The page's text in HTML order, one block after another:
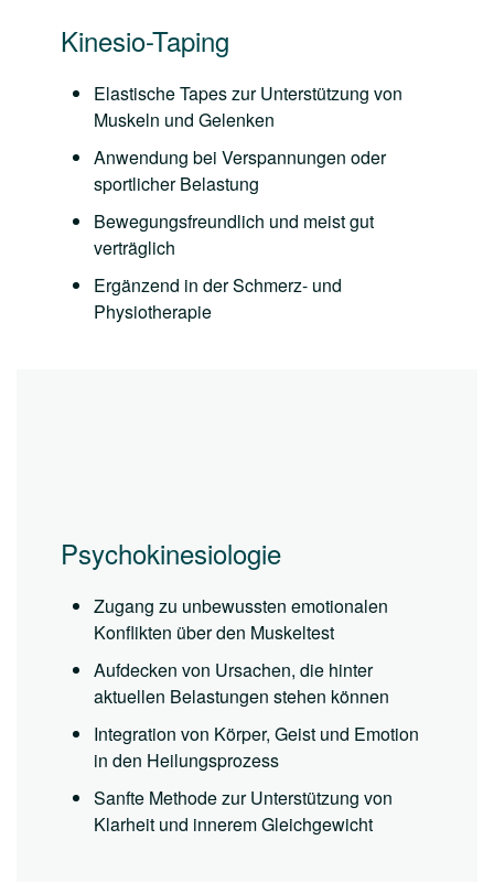
Kinesio-Taping
Elastische Tapes zur Unterstützung von
Muskeln und Gelenken
Anwendung bei Verspannungen oder
sportlicher Belastung
Bewegungsfreundlich und meist gut
verträglich
Ergänzend in der Schmerz- und
Physiotherapie
Psychokinesiologie
Zugang zu unbewussten emotionalen
Konflikten über den Muskeltest
Aufdecken von Ursachen, die hinter
aktuellen Belastungen stehen können
Integration von Körper, Geist und Emotion
in den Heilungsprozess
Sanfte Methode zur Unterstützung von
Klarheit und innerem Gleichgewicht